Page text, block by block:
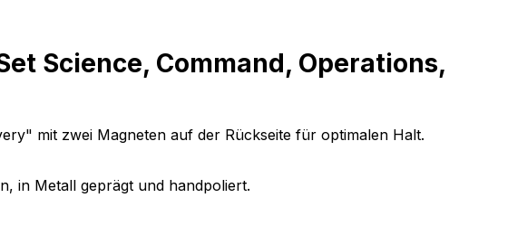
Science, Command, Operations,
mit zwei Magneten auf der Rückseite für optimalen Halt.
in Metall geprägt und handpoliert.